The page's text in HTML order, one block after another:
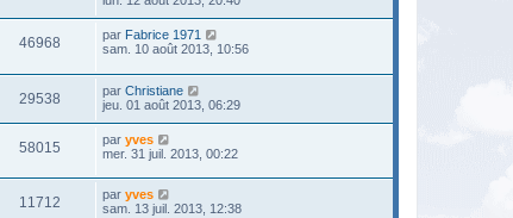
46968 par Fabrice 1971
sam. 10 août 2013, 10:56
29538 par Christiane
jeu. 01 août 2013, 06:29
58015 par yves
mer. 31 juil. 2013, 00:22
11712 par yves
sam. 13 juil. 2013, 12:38